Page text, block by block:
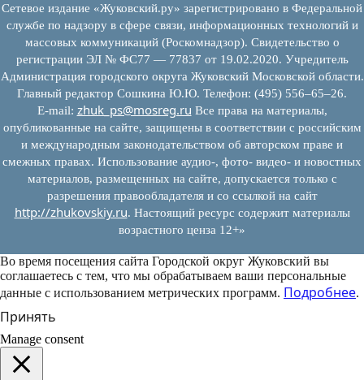
Сетевое издание «Жуковский.ру» зарегистрировано в Федеральной
службе по надзору в сфере связи, информационных технологий и
массовых коммуникаций (Роскомнадзор). Свидетельство о
регистрации ЭЛ № ФС77 — 77837 от 19.02.2020. Учредитель
Администрация городского округа Жуковский Московской области.
Главный редактор Сошкина Ю.Ю. Телефон: (495) 556–65–26.
E‑mail: zhuk_ps@mosreg.ru Все права на материалы,
опубликованные на сайте, защищены в соответствии с российским
и международным законодательством об авторском праве и
смежных правах. Использование аудио-, фото- видео- и новостных
материалов, размещенных на сайте, допускается только с
разрешения правообладателя и со ссылкой на сайт
http://zhukovskiy.ru. Настоящий ресурс содержит материалы
возрастного ценза 12+»
Во время посещения сайта Городской округ Жуковский вы
соглашаетесь с тем, что мы обрабатываем ваши персональные
данные с использованием метрических программ. Подробнее.
Принять
Manage consent